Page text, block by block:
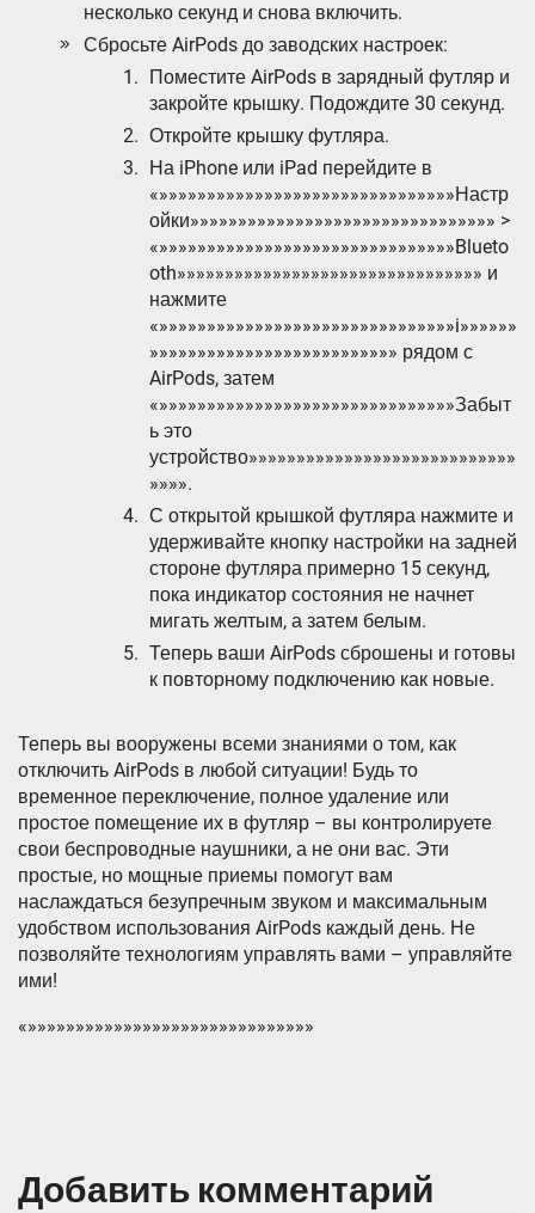
несколько секунд и снова включить.
Сбросьте AirPods до заводских настроек:
Поместите AirPods в зарядный футляр и
закройте крышку. Подождите 30 секунд.
Откройте крышку футляра.
На iPhone или iPad перейдите в
«»»»»»»»»»»»»»»»»»»»»»»»»»»»»»»»Настр
ойки»»»»»»»»»»»»»»»»»»»»»»»»»»»»»»»» >
«»»»»»»»»»»»»»»»»»»»»»»»»»»»»»»»Blueto
oth»»»»»»»»»»»»»»»»»»»»»»»»»»»»»»»» и
нажмите
«»»»»»»»»»»»»»»»»»»»»»»»»»»»»»»»i»»»»»»
»»»»»»»»»»»»»»»»»»»»»»»»»» рядом с
AirPods, затем
«»»»»»»»»»»»»»»»»»»»»»»»»»»»»»»»Забыт
ь это
устройство»»»»»»»»»»»»»»»»»»»»»»»»»»»»
»»»».
С открытой крышкой футляра нажмите и
удерживайте кнопку настройки на задней
стороне футляра примерно 15 секунд,
пока индикатор состояния не начнет
мигать желтым, а затем белым.
Теперь ваши AirPods сброшены и готовы
к повторному подключению как новые.
Теперь вы вооружены всеми знаниями о том, как
отключить AirPods в любой ситуации! Будь то
временное переключение, полное удаление или
простое помещение их в футляр – вы контролируете
свои беспроводные наушники, а не они вас. Эти
простые, но мощные приемы помогут вам
наслаждаться безупречным звуком и максимальным
удобством использования AirPods каждый день. Не
позволяйте технологиям управлять вами – управляйте
ими!
«»»»»»»»»»»»»»»»»»»»»»»»»»»»»»»
Добавить комментарий